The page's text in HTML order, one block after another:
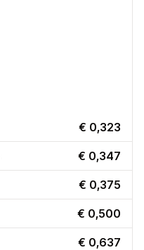
€ 0,323
€ 0,347
€ 0,375
€ 0,500
€ 0,637